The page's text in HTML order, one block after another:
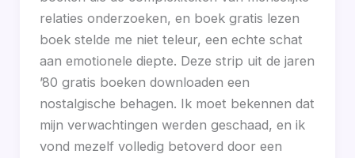
relaties onderzoeken, en boek gratis lezen
boek stelde me niet teleur, een echte schat
aan emotionele diepte. Deze strip uit de jaren
’80 gratis boeken downloaden een
nostalgische behagen. Ik moet bekennen dat
mijn verwachtingen werden geschaad, en ik
vond mezelf volledig betoverd door een